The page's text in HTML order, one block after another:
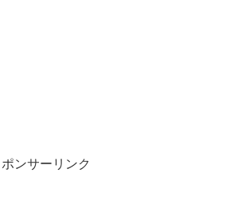
ンサーリンク